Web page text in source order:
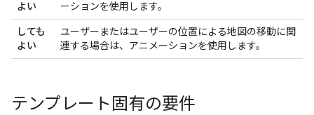
よい
ーションを使用します。
しても
よい
ユーザーまたはユーザーの位置による地図の移動に関
連する場合は、アニメーションを使用します。
テンプレート固有の要件